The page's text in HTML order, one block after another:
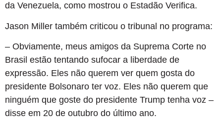
da Venezuela, como mostrou o Estadão Verifica.
Jason Miller também criticou o tribunal no programa:
– Obviamente, meus amigos da Suprema Corte no
Brasil estão tentando sufocar a liberdade de
expressão. Eles não querem ver quem gosta do
presidente Bolsonaro ter voz. Eles não querem que
ninguém que goste do presidente Trump tenha voz –
disse em 20 de outubro do último ano.